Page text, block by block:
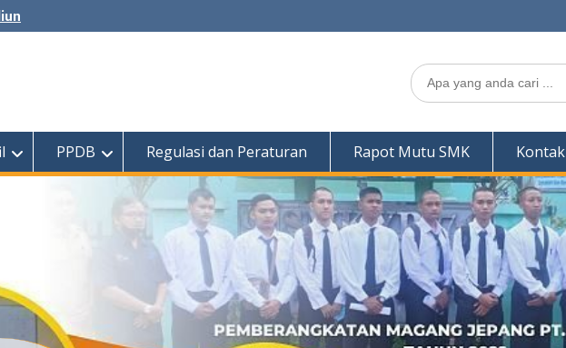
Search
for:
PPDB Regulasi dan Peraturan Rapot Mutu SMK Kontak